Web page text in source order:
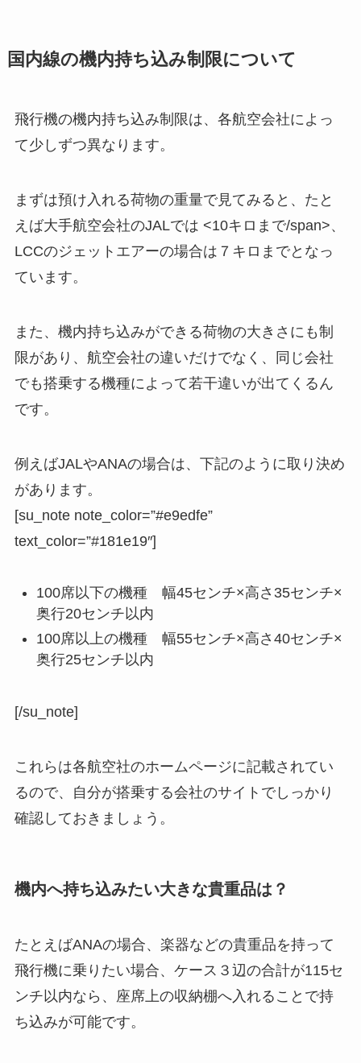
国内線の機内持ち込み制限について
飛行機の機内持ち込み制限は、 各航空会社によっ
て少しずつ異なります。
まずは預け入れる荷物の重量で見てみると、たと
えば大手航空会社のJALでは <10キロまで/span>、
LCCのジェットエアーの場合は ７キロまでとなっ
ています。
また、機内持ち込みができる荷物の大きさにも制
限があり、航空会社の違いだけでなく、
同じ会社
でも搭乗する機種によって若干違いが出てくる ん
です。
例えばJALやANAの場合は、下記のように取り決め
があります。
[su_note note_color=”#e9edfe”
text_color=”#181e19″]
100席以下の機種幅45センチ×高さ35センチ×
奥行20センチ以内
100席以上の機種幅55センチ×高さ40センチ×
奥行25センチ以内
[/su_note]
これらは各航空社のホームページに記載されてい
るので、自分が搭乗する会社のサイトでしっかり
確認しておきましょう。
機内へ持ち込みたい大きな貴重品は？
たとえばANAの場合、楽器などの貴重品を持って
飛行機に乗りたい場合、 ケース３辺の合計が115セ
ンチ以内なら、座席上の収納棚へ入れることで持
ち込みが可能です。